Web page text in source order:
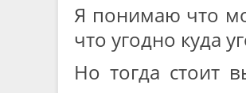
Я понимаю что
что угодно куда
Но тогда стоит